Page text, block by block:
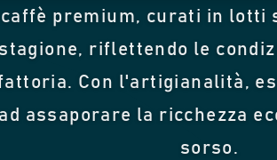
caffè premium, curati in lotti
riflettendo le
Con l'artigianalità,
assaporare la ricchezza
sorso.